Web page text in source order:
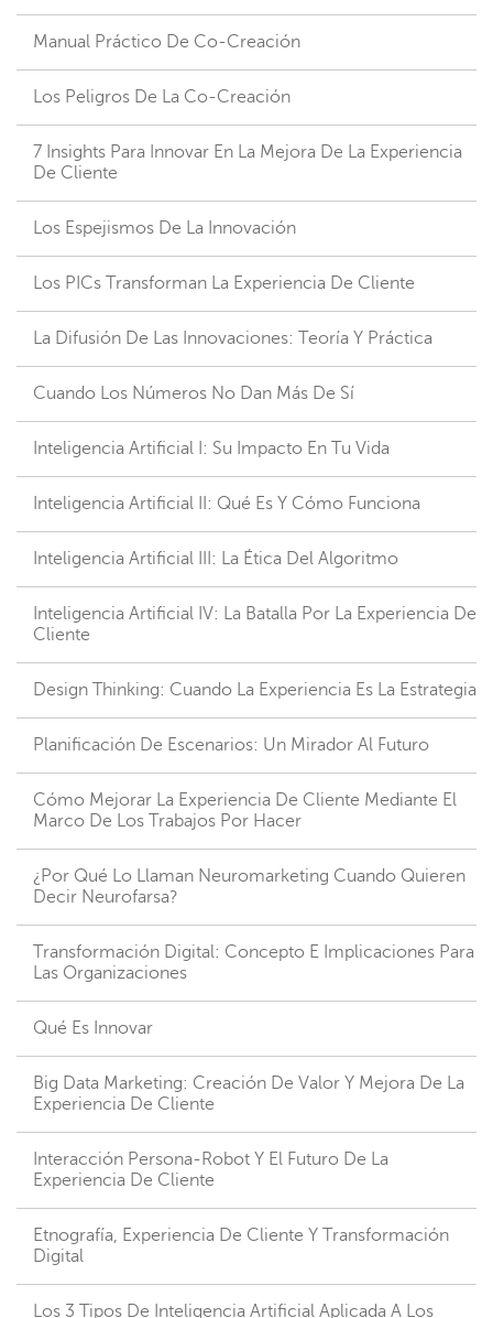
Manual Práctico De Co-Creación
Los Peligros De La Co-Creación
7 Insights Para Innovar En La Mejora De La Experiencia
De Cliente
Los Espejismos De La Innovación
Los PICs Transforman La Experiencia De Cliente
La Difusión De Las Innovaciones: Teoría Y Práctica
Cuando Los Números No Dan Más De Sí
Inteligencia Artificial I: Su Impacto En Tu Vida
Inteligencia Artificial II: Qué Es Y Cómo Funciona
Inteligencia Artificial III: La Ética Del Algoritmo
Inteligencia Artificial IV: La Batalla Por La Experiencia De
Cliente
Design Thinking: Cuando La Experiencia Es La Estrategia
Planificación De Escenarios: Un Mirador Al Futuro
Cómo Mejorar La Experiencia De Cliente Mediante El
Marco De Los Trabajos Por Hacer
¿Por Qué Lo Llaman Neuromarketing Cuando Quieren
Decir Neurofarsa?
Transformación Digital: Concepto E Implicaciones Para
Las Organizaciones
Qué Es Innovar
Big Data Marketing: Creación De Valor Y Mejora De La
Experiencia De Cliente
Interacción Persona-Robot Y El Futuro De La
Experiencia De Cliente
Etnografía, Experiencia De Cliente Y Transformación
Digital
Los 3 Tipos De Inteligencia Artificial Aplicada A Los